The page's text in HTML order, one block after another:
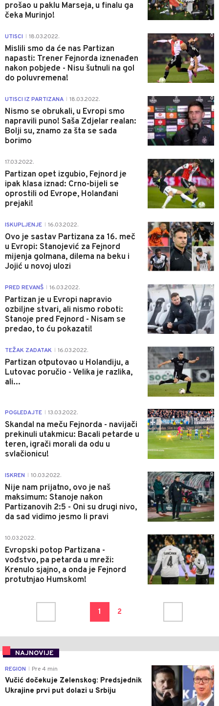
prošao u paklu Marseja, u finalu ga
čeka Murinjo!
UTISCI 18.03.2022.
Mislili smo da će nas Partizan
napasti: Trener Fejnorda iznenađen
nakon pobjede - Nisu šutnuli na gol
do poluvremena!
0
UTISCI IZ PARTIZANA 18.03.2022.
Nismo se obrukali, u Evropi smo
napravili puno! Saša Zdjelar realan:
Bolji su, znamo za šta se sada
borimo
0
17.03.2022.
Partizan opet izgubio, Fejnord je
ipak klasa iznad: Crno-bijeli se
oprostili od Evrope, Holanđani
prejaki!
0
ISKUPLJENJE 16.03.2022.
Ovo je sastav Partizana za 16. meč
u Evropi: Stanojević za Fejnord
mijenja golmana, dilema na beku i
Jojić u novoj ulozi
0
PRED REVANŠ 16.03.2022.
Partizan je u Evropi napravio
ozbiljne stvari, ali nismo roboti:
Stanoje pred Fejnord - Nisam se
predao, to ću pokazati!
0
TEŽAK ZADATAK 16.03.2022.
Partizan otputovao u Holandiju, a
Lutovac poručio - Velika je razlika,
ali...
0
POGLEDAJTE 13.03.2022.
Skandal na meču Fejnorda - navijači
prekinuli utakmicu: Bacali petarde u
teren, igrači morali da odu u
svlačionicu!
0
ISKREN 10.03.2022.
Nije nam prijatno, ovo je naš
maksimum: Stanoje nakon
Partizanovih 2:5 - Oni su drugi nivo,
da sad vidimo jesmo li pravi
0
10.03.2022.
Evropski potop Partizana -
vođstvo, pa petarda u mreži:
Krenulo sjajno, a onda je Fejnord
protutnjao Humskom!
1
1 2
NAJNOVIJE
0
REGION Pre 4 min
Vučić dočekuje Zelenskog: Predsjednik
Ukrajine prvi put dolazi u Srbiju